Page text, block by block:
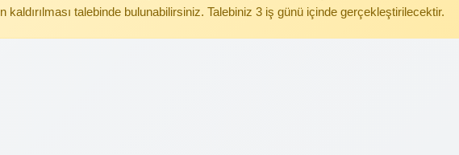
kaldırılması talebinde bulunabilirsiniz. Talebiniz 3 iş günü içinde gerçekleştirilecektir.